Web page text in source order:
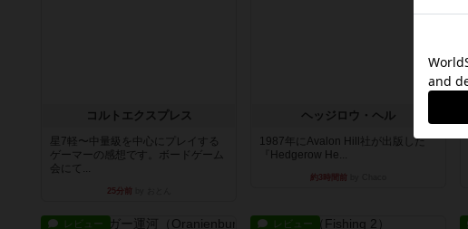
コルトエクスプレス
星7軽〜中量級を中心にプレイする
ゲーマーの感想です。ボードゲーム
会にて...
25分前
ヘッジロウ・ヘル
1987年にAvalon Hill社が出版した
『Hedgerow He...
約3時間前
レビュー レビュー